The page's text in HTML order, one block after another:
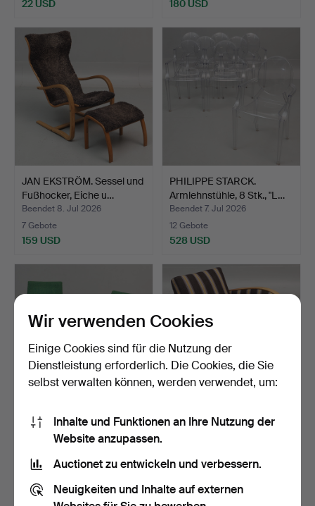
22 USD 180 USD
JAN EKSTRÖM. Sessel und
Fußhocker, Eiche u…
Beendet 8. Jul 2026
7 Gebote
159 USD
PHILIPPE STARCK.
Armlehnstühle, 8 Stk., "L…
Beendet 7. Jul 2026
12 Gebote
528 USD
SESSEL, ein Paar, Teak und
Textil, 1950er/…
Beendet 7. Jul 2026
23 Gebote
SESSEL, Art déco,
1930er/40er Jahre.
30 Gebote
Wir verwenden Cookies
Einige Cookies sind für die Nutzung der
Dienstleistung erforderlich. Die Cookies, die Sie
selbst verwalten können, werden verwendet, um:
Inhalte und Funktionen an Ihre Nutzung der
Website anzupassen.
Auctionet zu entwickeln und verbessern.
Neuigkeiten und Inhalte auf externen